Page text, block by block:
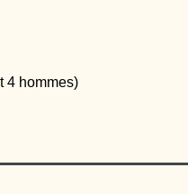
4 hommes)